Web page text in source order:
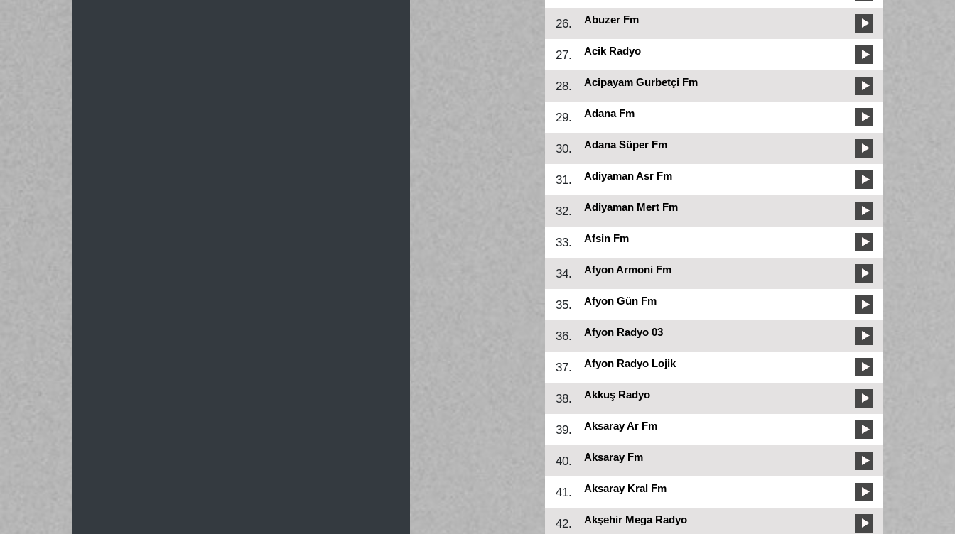
26. Abuzer Fm
27. Acik Radyo
28. Acipayam Gurbetçi Fm
29. Adana Fm
30. Adana Süper Fm
31. Adiyaman Asr Fm
32. Adiyaman Mert Fm
33. Afsin Fm
34. Afyon Armoni Fm
35. Afyon Gün Fm
36. Afyon Radyo 03
37. Afyon Radyo Lojik
38. Akkuş Radyo
39. Aksaray Ar Fm
40. Aksaray Fm
41. Aksaray Kral Fm
42. Akşehir Mega Radyo